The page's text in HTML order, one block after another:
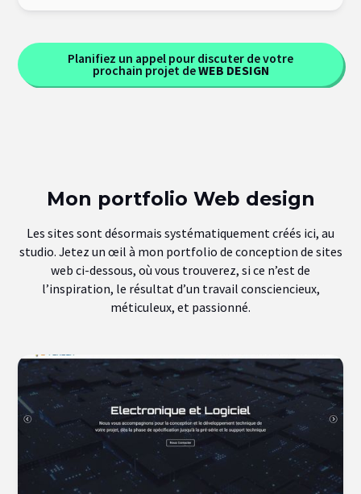
Planifiez un appel pour discuter de votre
prochain projet deWEB DESIGN
Mon portfolio Web design
Les sites sont désormais systématiquement créés ici, au
studio. Jetez un œil à mon portfolio de conception de sites
web ci-dessous, où vous trouverez, si ce n’est de
l’inspiration, le résultat d’un travail consciencieux,
méticuleux, et passionné.